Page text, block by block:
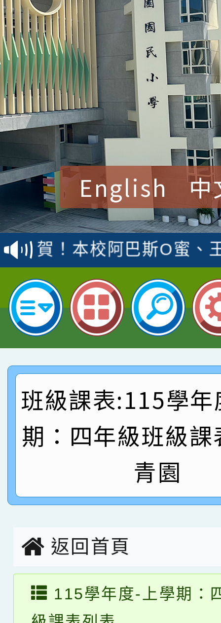
English 中
賀！本校參加桃園市中
賽 洪綺君教師榮獲社
名
賀！本校阿巴斯O蜜、
倩參加桃園市科展 國
名 指導老師王老師、
賀！本校四年二班張O
園市英語競賽國小朗讀
指導老師林老師
賀！本校參加桃園市中
賽 劉文瑛教師榮獲教
賀！本校參與2026世
賽 洪綺君教師榮獲社
名
賀！本校阿巴斯O蜜、
倩參加桃園市科展 國
名 指導老師王老師、
賀！本校四年二班張O
園市英語競賽國小朗讀
指導老師林老師
賀！本校參加桃園市中
賽 劉文瑛教師榮獲教
臺灣台語-第二名
賀！本校參與2026世
市賽榮獲科學小創客佳
班級課表:115學
期：四年級班級
青園
返回首頁
115學年度-上學期：